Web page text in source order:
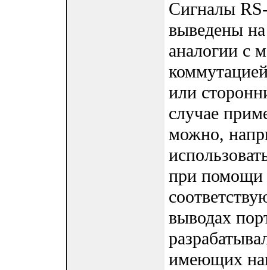
Сигналы
выведены
аналогии с
или
случае
можно,
при помощи
выводах
имеющих